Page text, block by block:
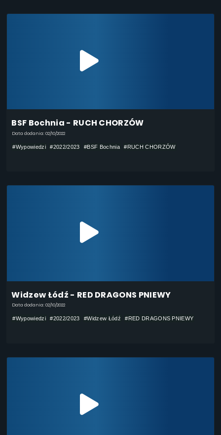
BSF Bochnia - RUCH CHORZÓW
Data dodania: 02/10/2022
#Wypowiedzi #2022/2023 #BSF Bochnia #RUCH CHORZÓW
Widzew Łódź - RED DRAGONS PNIEWY
Data dodania: 02/10/2022
#Wypowiedzi #2022/2023 #Widzew Łódź #RED DRAGONS PNIEWY